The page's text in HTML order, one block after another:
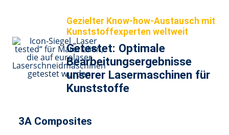
Gezielter Know-how-Austausch mit
Kunststoffexperten weltweit
Getestet: Optimale
Bearbeitungsergebnisse
unserer Lasermaschinen für
Kunststoffe
3A Composites